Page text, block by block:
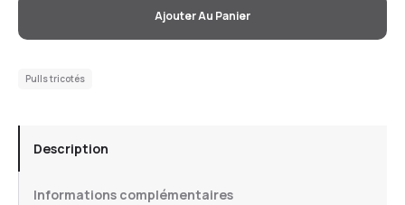
Ajouter Au Panier
Pulls tricotés
Description
Informations complémentaires